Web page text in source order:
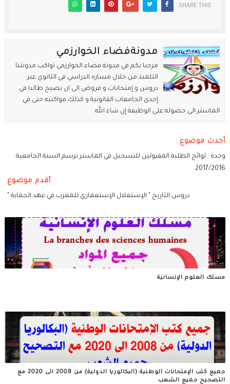
SHARE THIS:
مدونةفضاء الخوارزمي
مرحبا بكم في مدونة فضاء الخوارزمي تواكب مدونتنا
التلميذ من خلال مساره الدراسي في الثانوي عبر
دروس و إمتحانات و فروض الى ان يصبح طالبا في
إحدى الجامعات القانونية و كذلك مواكبته حتى في
الماستر الى حصوله على الوظيفة إن شاء الله
أحدث موضوع
وجدة : لوائح الطلبة المقبولين للتسجيل في الماستر برسم السنة الجامعية
2017/2016
أقدم موضوع
دروس الثاريخ " الإستغلال الإستعماري للمغرب في عهد الحماية "
مسلك العلوم الإنسانية
جميع كتب الإمتحانات الوطنية (البكالوريا الدولية) من 2008 الى 2020 مع
التصحيح جميع الشعب